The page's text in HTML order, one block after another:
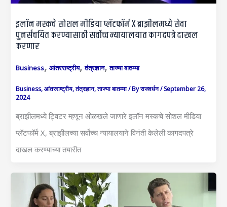
इलॉन मस्कचे सोशल मीडिया प्लॅटफॉर्म X ब्राझीलमध्ये सेवा
पुनर्संचयित करण्यासाठी सर्वोच्च न्यायालयात कागदपत्रे दाखल
करणार
Business, आंतरराष्ट्रीय,तंत्रज्ञान,ताज्या बातम्या
Business,आंतरराष्ट्रीय,तंत्रज्ञान,ताज्या बातम्या/ Byराजवर्धन/September 26,
2024
ब्राझीलमध्ये ट्विटर म्हणून ओळखले जाणारे इलॉन मस्कचे सोशल मीडिया
प्लॅटफॉर्म X, ब्राझीलच्या सर्वोच्च न्यायालयाने विनंती केलेली कागदपत्रे
दाखल करण्याच्या तयारीत